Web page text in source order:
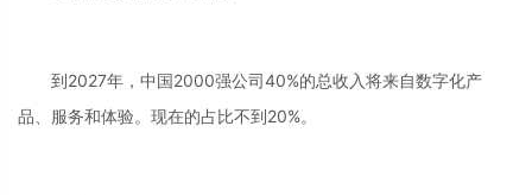
到2027年，中国2000强公司40%的总收入将来自数字化产
品、服务和体验。现在的占比不到20%。